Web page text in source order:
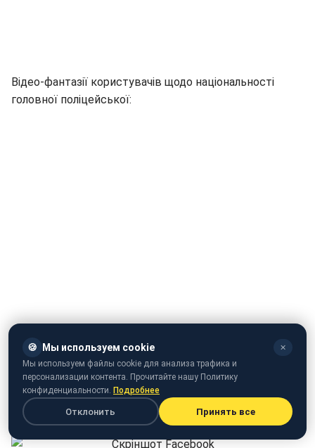
Відео-фантазії користувачів щодо національності
головної поліцейської:
Відставка Деканоїдзе викликала бурхливу реакцію і в
Facebook
🍪 Мы используем cookie ✕
Мы используем файлы cookie для анализа трафика и
персонализации контента. Прочитайте нашу Политику
конфиденциальности. Подробнее
Отклонить Принять все